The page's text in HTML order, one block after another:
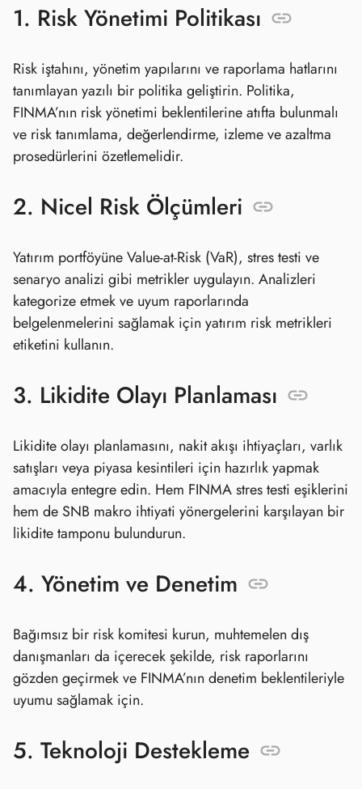
1. Risk Yönetimi Politikası
Risk iştahını, yönetim yapılarını ve raporlama hatlarını
tanımlayan yazılı bir politika geliştirin. Politika,
FINMA’nın risk yönetimi beklentilerine atıfta bulunmalı
ve risk tanımlama, değerlendirme, izleme ve azaltma
prosedürlerini özetlemelidir.
2. Nicel Risk Ölçümleri
Yatırım portföyüne Value-at-Risk (VaR), stres testi ve
senaryo analizi gibi metrikler uygulayın. Analizleri
kategorize etmek ve uyum raporlarında
belgelenmelerini sağlamak için yatırım risk metrikleri
etiketini kullanın.
3. Likidite Olayı Planlaması
Likidite olayı planlamasını, nakit akışı ihtiyaçları, varlık
satışları veya piyasa kesintileri için hazırlık yapmak
amacıyla entegre edin. Hem FINMA stres testi eşiklerini
hem de SNB makro ihtiyati yönergelerini karşılayan bir
likidite tamponu bulundurun.
4. Yönetim ve Denetim
Bağımsız bir risk komitesi kurun, muhtemelen dış
danışmanları da içerecek şekilde, risk raporlarını
gözden geçirmek ve FINMA’nın denetim beklentileriyle
uyumu sağlamak için.
5. Teknoloji Destekleme